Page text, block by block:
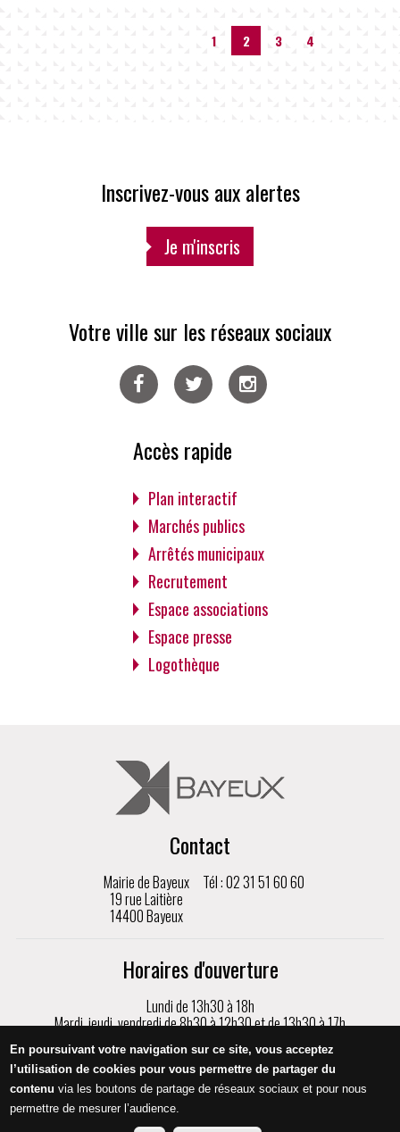
1 2 3 4
Inscrivez-vous aux alertes
Je m'inscris
Votre ville sur les réseaux sociaux
Accès rapide
Plan interactif
Marchés publics
Arrêtés municipaux
Recrutement
Espace associations
Espace presse
Logothèque
Contact
Mairie de Bayeux
19 rue Laitière
14400 Bayeux
Tél : 02 31 51 60 60
Horaires d'ouverture
Lundi de 13h30 à 18h
Mardi, jeudi, vendredi de 8h30 à 12h30 et de 13h30 à 17h
Mercredi de 8h30 à 17h
Samedi de 9h à 12h, sur rendez-vous uniquement
En poursuivant votre navigation sur ce site, vous acceptez
l’utilisation de cookies pour vous permettre de partager du
contenuvia les boutons de partage de réseaux sociaux et pour nous
permettre de mesurer l’audience.